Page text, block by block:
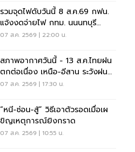
รวมจุดไฟดับวันนี้ 8 ส.ค.69 กฟน.
แจ้งงดจ่ายไฟ กทม. นนนทบุรี
สมุทรปราการ
07 ส.ค. 2569 | 22:00 น.
สภาพอากาศวันนี้ - 13 ส.ค.ไทยฝน
ตกต่อเนื่อง เหนือ-อีสาน ระวังฝน
ตกหนักมากบางแห่ง
07 ส.ค. 2569 | 17:30 น.
“หนี-ซ่อน-สู้” วิธีเอาตัวรอดเมื่อเผ
ขิญเหตุการณ์ยิงกราด
07 ส.ค. 2569 | 10:55 น.